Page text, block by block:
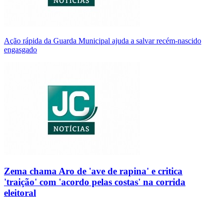
Ação rápida da Guarda Municipal ajuda a salvar recém-nascido
engasgado
Zema chama Aro de 'ave de rapina' e critica
'traição' com 'acordo pelas costas' na corrida
eleitoral